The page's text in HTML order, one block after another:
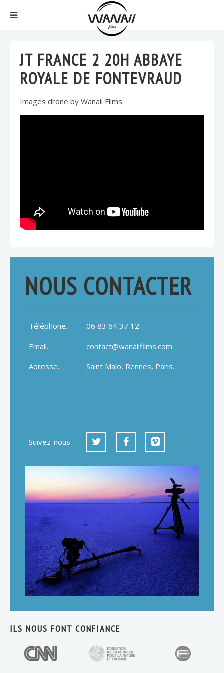
JT FRANCE 2 20H ABBAYE
ROYALE DE FONTEVRAUD
Images drone by Wanaii Films.
NOUS CONTACTER
Téléphone.
06 83 64 37 12
Email.
contact@wanaiifilms.com
Adresse.
Saint Malo, Rennes, Paris.
Suivez-nous.
ILS NOUS FONT CONFIANCE